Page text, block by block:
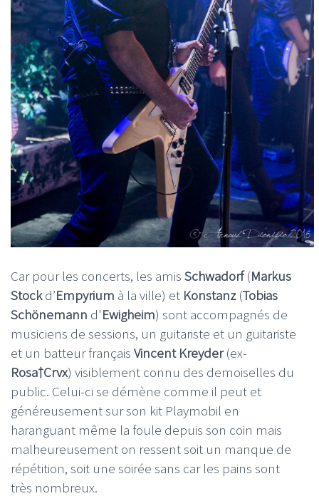
Car pour les concerts, les amis Schwadorf(Markus
Stockd’Empyrium à la ville) et Konstanz(Tobias
Schönemann d'Ewigheim) sont accompagnés de
musiciens de sessions, un guitariste et un guitariste
et un batteur français Vincent Kreyder(ex-
Rosa†Crvx) visiblement connu des demoiselles du
public. Celui-ci se démène comme il peut et
généreusement sur son kit Playmobil en
haranguant même la foule depuis son coin mais
malheureusement on ressent soit un manque de
répétition, soit une soirée sans car les pains sont
très nombreux.